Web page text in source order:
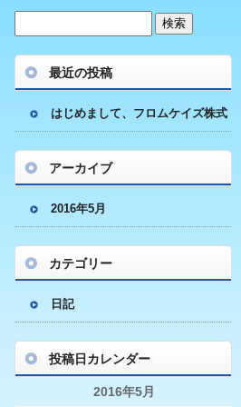
最近の投稿
はじめまして、フロムケイズ株式
会社です
アーカイブ
2016年5月
カテゴリー
日記
投稿日カレンダー
2016年5月